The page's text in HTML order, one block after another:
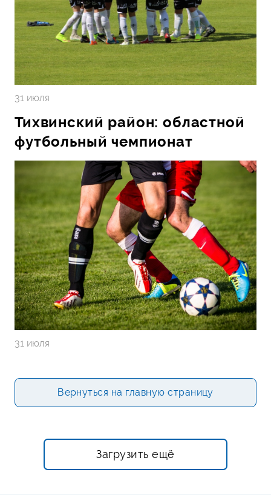
31 июля
Тихвинский район: областной
футбольный чемпионат
31 июля
Вернуться на главную страницу
Загрузить ещё